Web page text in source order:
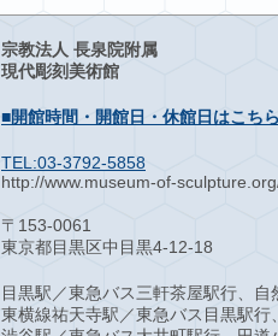
宗教法人 長泉院附属
現代彫刻美術館
■開館時間・開館日・休館日はこちら
TEL:03-3792-5858
http://www.museum-of-
〒153-0061
東京都目黒区中目黒4-12-18
目黒駅／東急バス三軒茶屋駅行、
東横線祐天寺駅／東急バス目黒駅